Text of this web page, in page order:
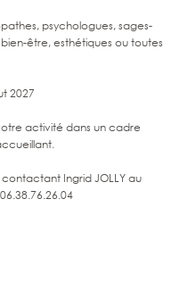
psychologues, sages-
être, esthétiques ou toutes
2027
activité dans un cadre
Ingrid JOLLY au